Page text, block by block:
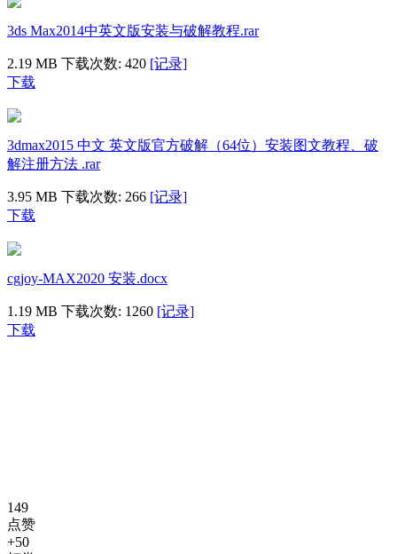
3ds Max2014中英文版安装与破解教程.rar
2.19 MB 下载次数: 420 [记录]
下载
3dmax2015 中文 英文版官方破解（64位）安装图文教程、破
解注册方法 .rar
3.95 MB 下载次数: 266 [记录]
下载
cgjoy-MAX2020 安装.docx
1.19 MB 下载次数: 1260 [记录]
下载
149
点赞
+50